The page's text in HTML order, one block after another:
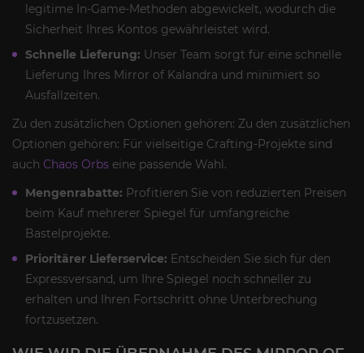
legitime In-Game-Methoden abgewickelt, wodurch die
Sicherheit Ihres Kontos gewährleistet wird.
Schnelle Lieferung: Unser Team sorgt für eine schnelle
Lieferung Ihres Mirror of Kalandra und minimiert so
Ausfallzeiten.
Zu den zusätzlichen Optionen gehören: Zu den zusätzlichen
Optionen gehören: Für vielseitige Crafting-Projekte sind
auch Chaos Orbs eine passende Wahl.
Mengenrabatte: Profitieren Sie von reduzierten Preisen
beim Kauf mehrerer Spiegel für umfangreiche
Bastelprojekte.
Prioritärer Lieferservice: Entscheiden Sie sich für den
Expressversand, um Ihre Spiegel noch schneller zu
erhalten und Ihren Fortschritt ohne Unterbrechung
fortzusetzen.